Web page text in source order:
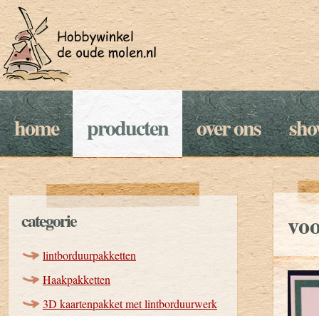
home producten over ons
categorie
lintborduurpakketten
Haakpakketten
3D kaartenpakket met lintborduurwerk